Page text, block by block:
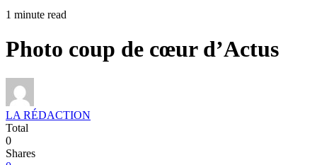
1 minute read
Photo coup de cœur d’Actus
LA RÉDACTION
Total
0
Shares